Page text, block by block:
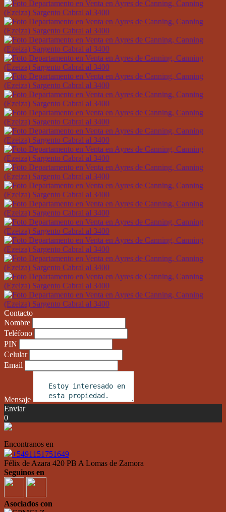
Contacto
Nombre
Teléfono
PIN
Celular
Email
Mensaje
Enviar
0
Encontranos en
+5491151751649
Félix de Azara 420 PB A Lomas de Zamora
Seguinos en
Asociados con